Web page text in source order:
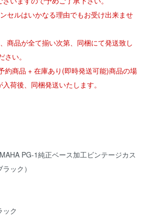
セルはいかなる理由でもお受け出来ませ
商品が全て揃い次第、同梱にて発送致し
い。
約商品 + 在庫あり(即時発送可能)商品の場
荷後、同梱発送いたします。
PG-1純正ベース加工ビンテージカス
ック）
ック